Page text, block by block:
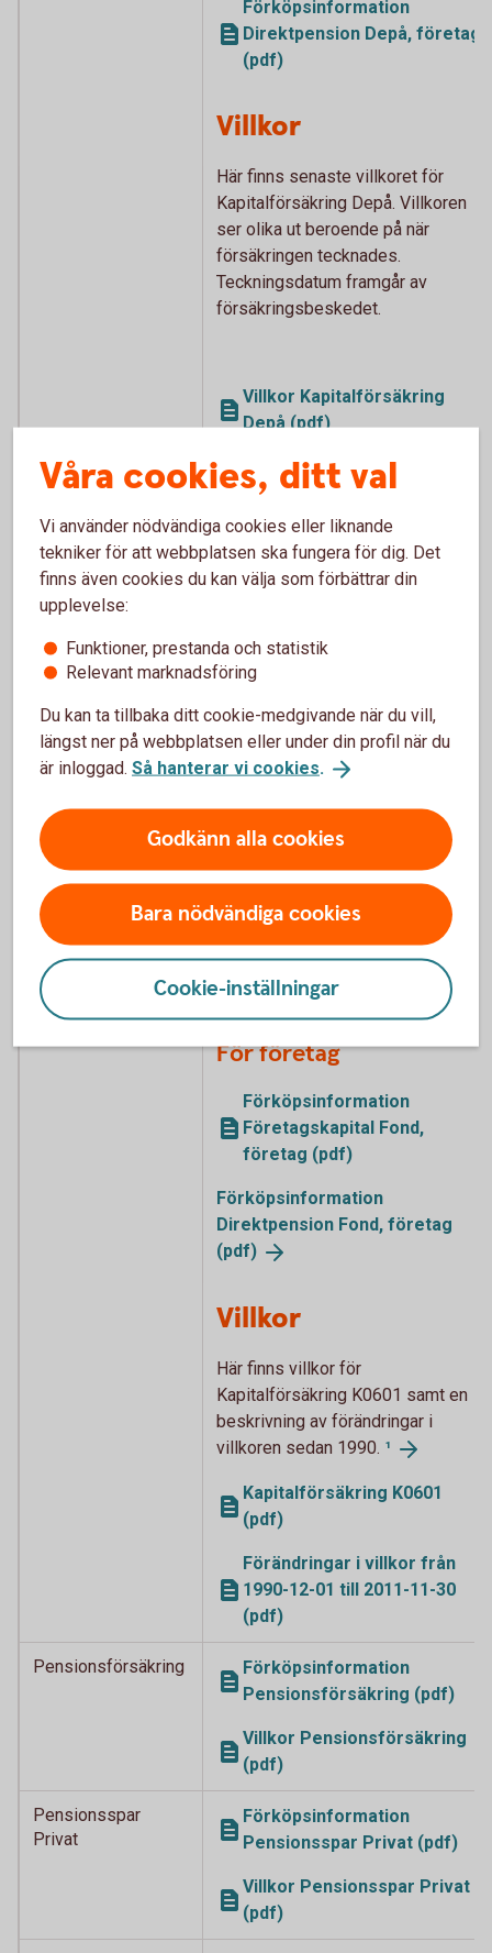
Förköpsinformation
Direktpension Depå, företag
(pdf)
Villkor
Här finns senaste villkoret för
Kapitalförsäkring Depå. Villkoren
ser olika ut beroende på när
försäkringen tecknades.
Teckningsdatum framgår av
försäkringsbeskedet.
Villkor Kapitalförsäkring
Depå (pdf)
Kapitalförsäkring
Förköpsinformation
Kapitalförsäkring
Fond
sparande i fonder.
För privatperson
Förköpsinformation
Förköpsinformation
Kapitalspar Pension,
privatperson (pdf)
För företag
Förköpsinformation
Företagskapital Fond,
företag (pdf)
Förköpsinformation
Direktpension Fond, företag
(pdf)
Villkor
Här finns villkor för
Kapitalförsäkring K0601 samt en
beskrivning av förändringar i
villkoren sedan 1990. ¹
Kapitalförsäkring K0601
(pdf)
Förändringar i villkor från
1990-12-01 till 2011-11-30
(pdf)
Pensionsförsäkring
Förköpsinformation
Pensionsförsäkring (pdf)
Villkor Pensionsförsäkring
(pdf)
Pensionsspar
Privat
Förköpsinformation
Pensionsspar Privat (pdf)
Villkor Pensionsspar Privat
(pdf)
Våra cookies, ditt val
Vi använder nödvändiga cookies eller liknande
tekniker för att webbplatsen ska fungera för dig. Det
finns även cookies du kan välja som förbättrar din
upplevelse:
Funktioner, prestanda och statistik
Relevant marknadsföring
Du kan ta tillbaka ditt cookie-medgivande när du vill,
längst ner på webbplatsen eller under din profil när du
är inloggad. Så hanterar vi cookies.
Godkänn alla cookies
Bara nödvändiga cookies
Cookie-inställningar